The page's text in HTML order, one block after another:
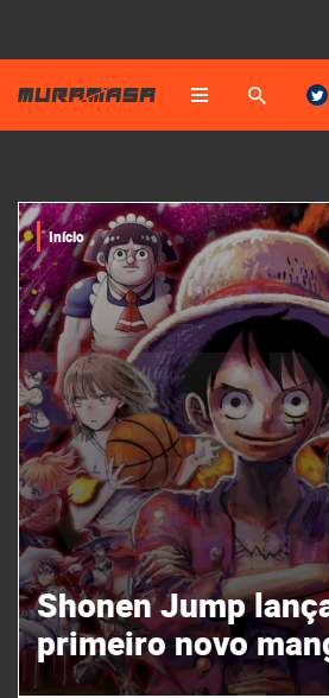
Início
Shonen Jump
primeiro novo